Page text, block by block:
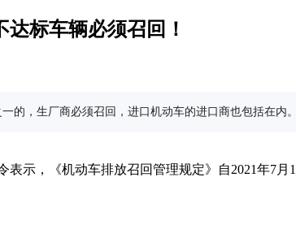
标车辆必须召回！
的，生厂商必须召回，进口机动车的进口商也包括在内。
示，《机动车排放召回管理规定》自2021年7